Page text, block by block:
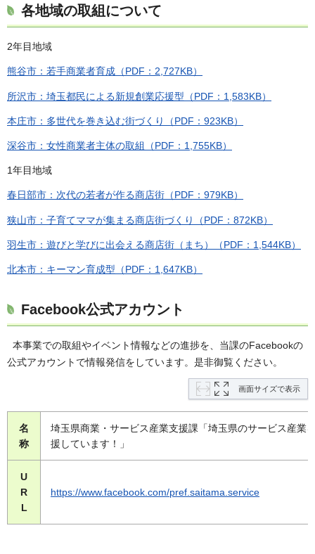
各地域の取組について
2年目地域
熊谷市：若手商業者育成（PDF：2,727KB）
所沢市：埼玉都民による新規創業応援型（PDF：1,583KB）
本庄市：多世代を巻き込む街づくり（PDF：923KB）
深谷市：女性商業者主体の取組（PDF：1,755KB）
1年目地域
春日部市：次代の若者が作る商店街（PDF：979KB）
狭山市：子育てママが集まる商店街づくり（PDF：872KB）
羽生市：遊びと学びに出会える商店街（まち）（PDF：1,544KB）
北本市：キーマン育成型（PDF：1,647KB）
Facebook公式アカウント
本事業での取組やイベント情報などの進捗を、当課のFacebookの
公式アカウントで情報発信をしています。是非御覧ください。
画面サイズで表示
名
称
埼玉県商業・サービス産業支援課「埼玉県のサービス産業
援しています！」
U
R
L
https://www.facebook.com/pref.saitama.service